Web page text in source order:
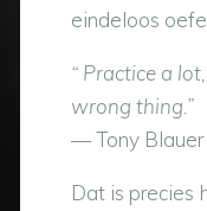
eindeloos
“ Practice a
wrong thing.”
— Tony Blauer
Dat is precies